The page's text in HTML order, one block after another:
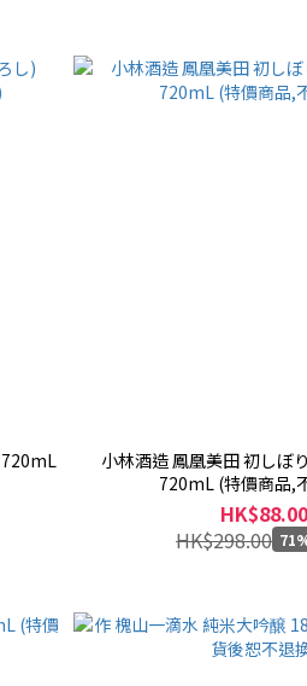
小林酒造 鳳凰美田 初しぼ
720mL (特價商品,
HK$88.00
HK$298.00